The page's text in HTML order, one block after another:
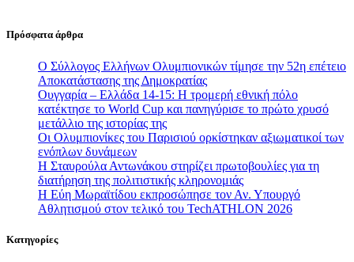
Πρόσφατα άρθρα
Ο Σύλλογος Ελλήνων Ολυμπιονικών τίμησε την 52η επέτειο
Αποκατάστασης της Δημοκρατίας
Ουγγαρία – Ελλάδα 14-15: Η τρομερή εθνική πόλο
κατέκτησε το World Cup και πανηγύρισε το πρώτο χρυσό
μετάλλιο της ιστορίας της
Οι Ολυμπιονίκες του Παρισιού ορκίστηκαν αξιωματικοί των
ενόπλων δυνάμεων
Η Σταυρούλα Αντωνάκου στηρίζει πρωτοβουλίες για τη
διατήρηση της πολιτιστικής κληρονομιάς
Η Εύη Μωραϊτίδου εκπροσώπησε τον Αν. Υπουργό
Αθλητισμού στον τελικό του TechATHLON 2026
Κατηγορίες